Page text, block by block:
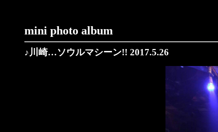
mini photo album
♪川崎…ソウルマシーン!! 2017.5.26